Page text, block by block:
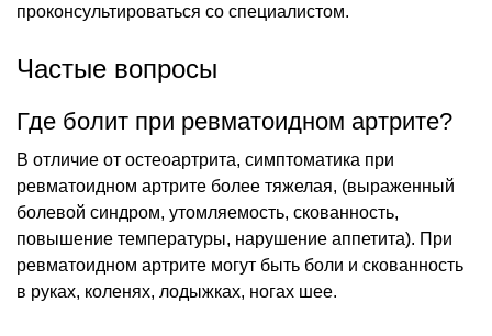
проконсультироваться со специалистом.
Частые вопросы
Где болит при ревматоидном артрите?
В отличие от остеоартрита, симптоматика при
ревматоидном артрите более тяжелая, (выраженный
болевой синдром, утомляемость, скованность,
повышение температуры, нарушение аппетита). При
ревматоидном артрите могут быть боли и скованность
в руках, коленях, лодыжках, ногах шее.